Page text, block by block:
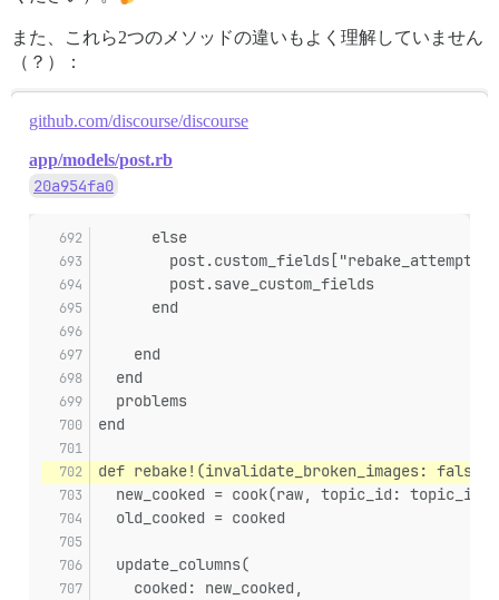
また、これら2つのメソッドの違いもよく理解していません
（？）：
github.com/discourse/discourse
app/models/post.rb
20a954fa0
      else
        post.save_custom_fields
      end
    end
  end
  problems
end
def rebake!(invalidate_broken_images:
new_cooked = cook(raw, topic_id:
  old_cooked = cooked
  update_columns(
    cooked: new_cooked,